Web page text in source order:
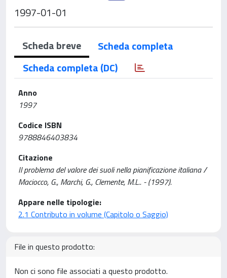
1997-01-01
Scheda breve
Scheda completa
Scheda completa (DC)
Anno
1997
Codice ISBN
9788846403834
Citazione
Il problema del valore dei suoli nella pianificazione italiana /
Maciocco, G., Marchi, G., Clemente, M.L.. - (1997).
Appare nelle tipologie:
2.1 Contributo in volume (Capitolo o Saggio)
File in questo prodotto:
Non ci sono file associati a questo prodotto.